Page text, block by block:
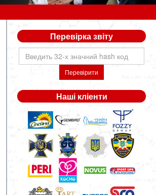
Перевірка звіту
Перевірити
Наші кліенти